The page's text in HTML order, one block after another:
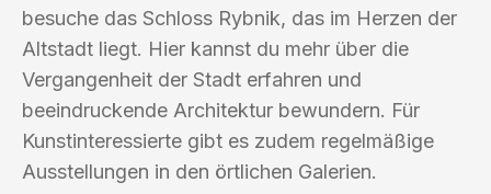
besuche das Schloss Rybnik, das im Herzen der
Altstadt liegt. Hier kannst du mehr über die
Vergangenheit der Stadt erfahren und
beeindruckende Architektur bewundern. Für
Kunstinteressierte gibt es zudem regelmäßige
Ausstellungen in den örtlichen Galerien.